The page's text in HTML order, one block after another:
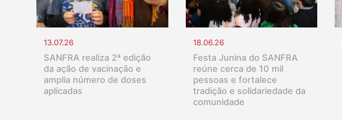
13.07.26
SANFRA realiza 2ª edição
da ação de vacinação e
amplia número de doses
aplicadas
18.06.26
Festa Junina do SANFRA
reúne cerca de 10 mil
pessoas e fortalece
tradição e solidariedade da
comunidade